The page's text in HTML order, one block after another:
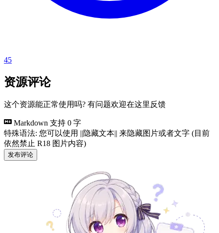
45
资源评论
这个资源能正常使用吗? 有问题欢迎在这里反馈
Markdown 支持 0 字
特殊语法: 您可以使用 ||隐藏文本|| 来隐藏图片或者文字 (目前
依然禁止 R18 图片内容)
发布评论